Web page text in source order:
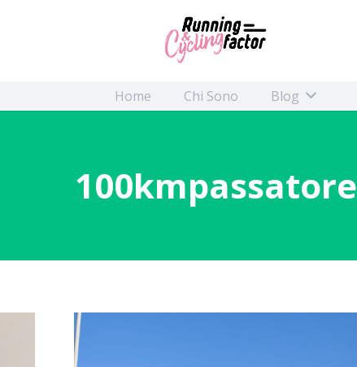
Home Chi Sono Blog
100kmpassatore